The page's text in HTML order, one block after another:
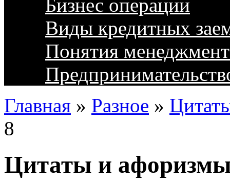
Бизнес операции
Виды кредитных
Понятия
Главная » Разное »
8
Цитаты и